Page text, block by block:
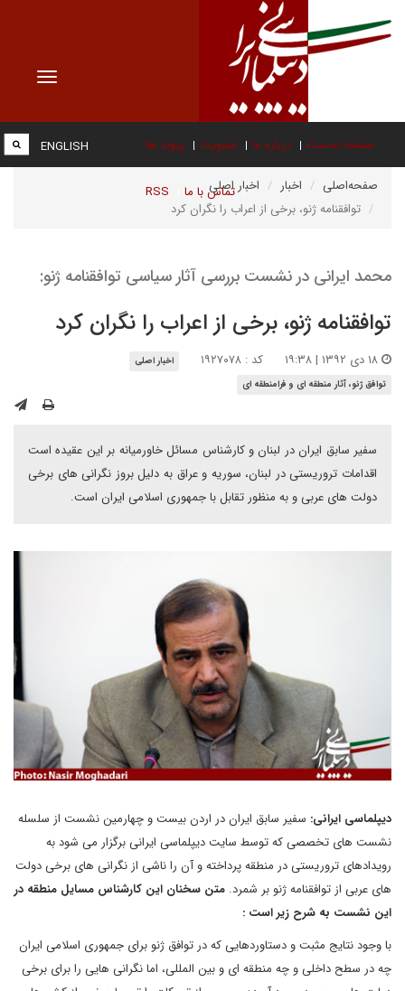
Toggle
صفحه نخست درباره ما عضویت پیوند ها
تماس با ما RSS
ENGLISH
صفحه‌اصلی اخبار
اخبار اصلی
توافقنامه ژنو، برخی از اعراب را نگران کرد
محمد ایرانی در نشست بررسی آثار سیاسی توافقنامه ژنو:
توافقنامه ژنو، برخی از اعراب را نگران کرد
کد : ۱۹۲۷۰۷۸
اخبار اصلی
توافق ژنو، آثار منطقه ای و فرامنطقه ای
سفیر سابق ایران در لبنان و کارشناس مسائل خاورمیانه بر این عقیده است
اقدامات تروریستی در لبنان، سوریه و عراق به دلیل بروز نگرانی های برخی
دولت های عربی و به منظور تقابل با جمهوری اسلامی ایران است.
دیپلماسی ایرانی: سفیر سابق ایران در اردن بیست و چهارمین نشست از سلسله
نشست های تخصصی که توسط سایت دیپلماسی ایرانی برگزار می شود به
رویدادهای تروریستی در منطقه پرداخته و آن را ناشی از نگرانی های برخی دولت
های عربی از توافقنامه ژنو بر شمرد. متن سخنان این کارشناس مسایل منطقه در
این نشست به شرح زیر است :
با وجود نتایج مثبت و دستاوردهایی که در توافق ژنو برای جمهوری اسلامی ایران
چه در سطح داخلی و چه منطقه ای و بین المللی، اما نگرانی هایی را برای برخی